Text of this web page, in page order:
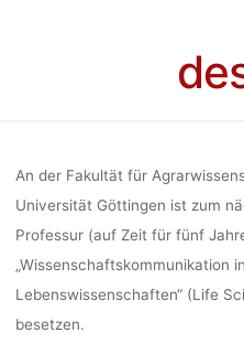
IN
Stellenangebot
Wissenschaftskommunikation in
An der Fakultät für
Universität Göttingen ist zum
Professur (auf Zeit für fünf
„Wissenschaftskommunikation
Lebenswissenschaften“ (Life
besetzen.